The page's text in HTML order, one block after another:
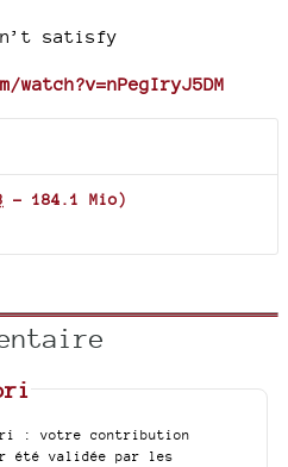
satisfy
- 184.1 Mio)
: votre contribution
été validée par les